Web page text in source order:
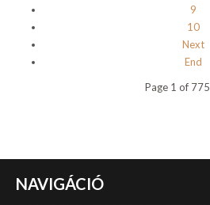
9
10
Next
End
Page 1 of 775
NAVIGÁCIÓ